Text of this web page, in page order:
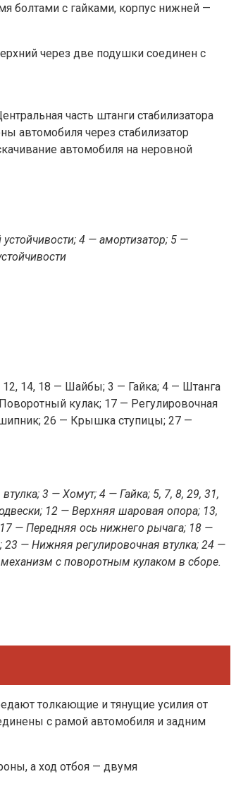
болтами с гайками, корпус нижней —
через две подушки соединен с
часть штанги стабилизатора
автомобиля через стабилизатор
автомобиля на неровной
4 — амортизатор; 5 —
12, 14, 18 — Шайбы; 3 — Гайка; 4 — Штанга
кулак; 17 — Регулировочная
26 — Крышка ступицы; 27 —
3 — Хомут; 4 — Гайка; 5, 7, 8, 29, 31,
12 — Верхняя шаровая опора; 13,
— Передняя ось нижнего рычага; 18 —
— Нижняя регулировочная втулка; 24 —
с поворотным кулаком в сборе.
толкающие и тянущие усилия от
с рамой автомобиля и задним
а ход отбоя — двумя